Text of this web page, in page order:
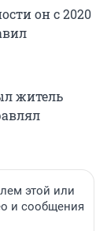
он с 2020
житель
этой или
и сообщения